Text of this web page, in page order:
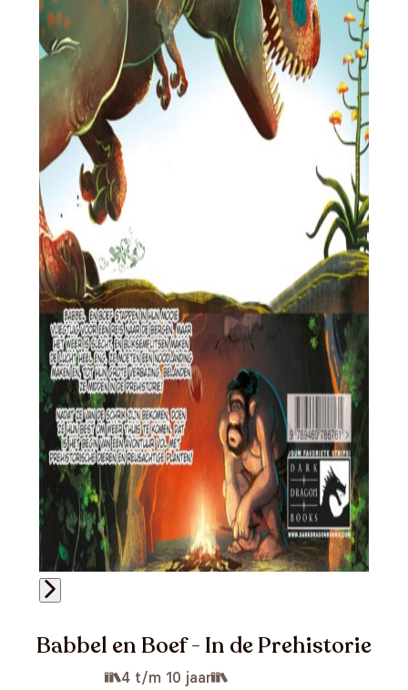
Babbel en Boef - In de Prehistorie
4 t/m 10 jaar